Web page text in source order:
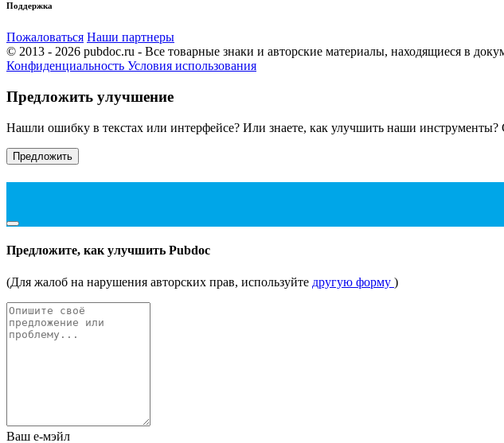
Поддержка
Пожаловаться Наши партнеры
© 2013 - 2026 pubdoc.ru - Все товарные знаки и авторские материалы, находящиеся в
Конфиденциальность Условия использования
Предложить улучшение
Нашли ошибку в текстах или интерфейсе? Или знаете, как улучшить наши
Предложить
Предложите, как улучшить Pubdoc
(Для жалоб на нарушения авторских прав, используйте другую форму )
Ваш е-мэйл